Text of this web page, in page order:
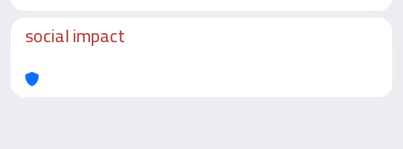
social impact